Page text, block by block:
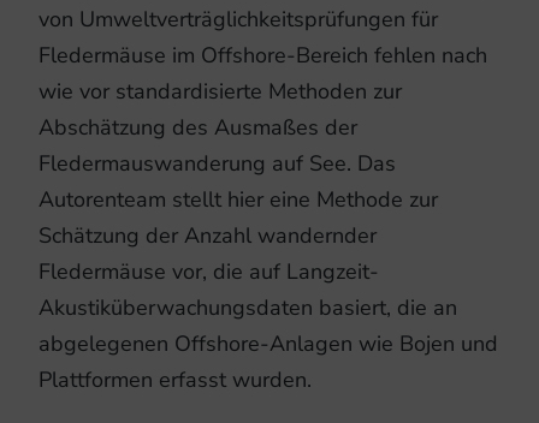
von Umweltverträglichkeitsprüfungen für
Fledermäuse im Offshore-Bereich fehlen nach
wie vor standardisierte Methoden zur
Abschätzung des Ausmaßes der
Fledermauswanderung auf See. Das
Autorenteam stellt hier eine Methode zur
Schätzung der Anzahl wandernder
Fledermäuse vor, die auf Langzeit-
Akustiküberwachungsdaten basiert, die an
abgelegenen Offshore-Anlagen wie Bojen und
Plattformen erfasst wurden.